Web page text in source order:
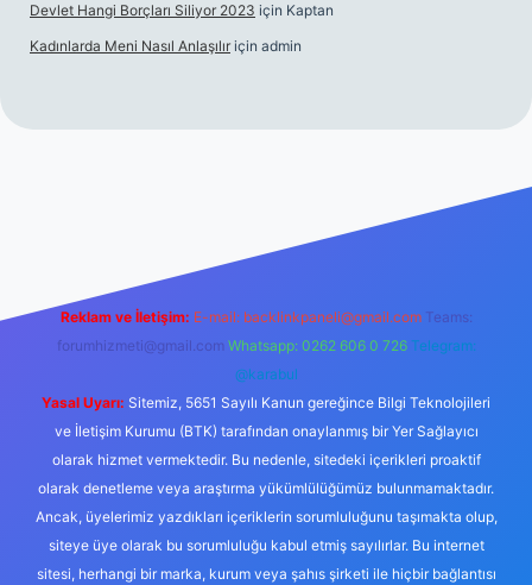
Devlet Hangi Borçları Siliyor 2023 için Kaptan
Kadınlarda Meni Nasıl Anlaşılır için admin
Reklam ve İletişim: E-mail: backlinkpaneli@gmail.com Teams:
forumhizmeti@gmail.com Whatsapp: 0262 606 0 726 Telegram:
@karabul
Yasal Uyarı: Sitemiz, 5651 Sayılı Kanun gereğince Bilgi Teknolojileri
ve İletişim Kurumu (BTK) tarafından onaylanmış bir Yer Sağlayıcı
olarak hizmet vermektedir. Bu nedenle, sitedeki içerikleri proaktif
olarak denetleme veya araştırma yükümlülüğümüz bulunmamaktadır.
Ancak, üyelerimiz yazdıkları içeriklerin sorumluluğunu taşımakta olup,
siteye üye olarak bu sorumluluğu kabul etmiş sayılırlar. Bu internet
sitesi, herhangi bir marka, kurum veya şahıs şirketi ile hiçbir bağlantısı